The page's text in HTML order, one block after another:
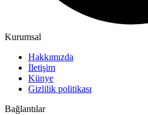
Kurumsal
Hakkımızda
İletişim
Künye
Gizlilik politikası
Bağlantılar